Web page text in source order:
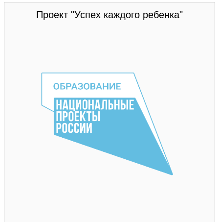
Проект "Успех каждого ребенка"